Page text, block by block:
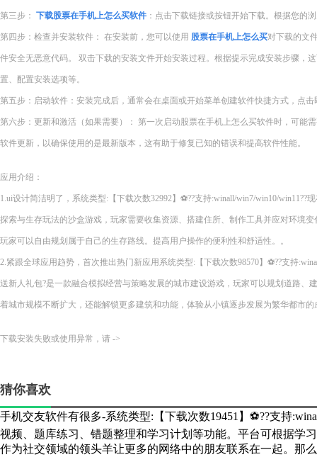
第三步： 下载股票在手机上怎么买软件 ：点击下载链接或按钮开始下载。根据您的
第四步：检查并安装软件： 在安装前，您可以使用 股票在手机上怎么买对下载的文
件安全无恶意代码。 双击下载的安装文件开始安装过程。根据提示完成安装步骤，
置、配置安装选项等。
第五步：启动软件：安装完成后，通常会在桌面或开始菜单创建软件快捷方式，点
第六步：更新和激活（如果需要）： 第一次启动股票在手机上怎么买软件时，可能
软件更新，以确保使用的是最新版本，这有助于修复已知的错误和提高软件性能。
应用介绍：
1.ui设计简洁明了，系统类型:【下载次数32992】⚽??支持:winall/win7/win10/win11??
探索与生存玩法的沙盒游戏，玩家需要收集资源、搭建住所、制作工具并应对环境
玩家可以自由规划属于自己的生存路线。提高用户操作的便利性和舒适性。。
2.紧跟全球应用趋势，首次推出热门新应用系统类型:【下载次数98570】⚽??支持
送新人礼包?是一款融合模拟经营与策略发展的城市建设游戏，玩家可以规划道路、
着城市规模不断扩大，还能解锁更多建筑和功能，体验从小镇逐步发展为繁华都市的
下载安装失败或使用异常，请 ->
猜你喜欢
手机交友软件有很多-系统类型:【下载次数19451】⚽??支持
视频、题库练习、错题整理和学习计划等功能。平台可根据学
作为社交领域的领头羊让更多的网络中的朋友联系在一起。那